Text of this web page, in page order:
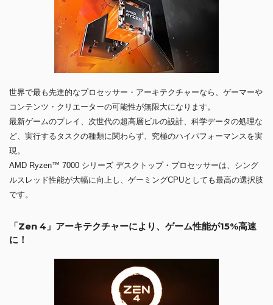
世界で最も先進的なプロセッサー・アーキテクチャーなら、ゲーマーや
コンテンツ・クリエーターの可能性が無限大になります。
最新ゲームのプレイ、次世代の超高層ビルの設計、科学データの処理な
ど、実行するタスクの種類に関わらず、究極のハイパフォーマンスを実
現。
AMD Ryzen™ 7000 シリーズ デスクトップ・プロセッサーは、シング
ルスレッド性能が大幅に向上し、ゲーミングCPUとしても最高の選択肢
です。
「Zen 4」アーキテクチャーにより、ゲーム性能が15%高速
に！